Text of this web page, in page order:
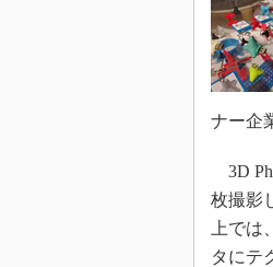
ナー企
3D
枚撮影
上で
タにテ